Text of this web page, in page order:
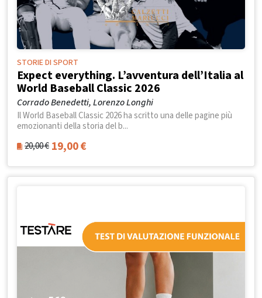
STORIE DI SPORT
Expect everything. L’avventura dell’Italia al
World Baseball Classic 2026
Corrado Benedetti, Lorenzo Longhi
Il World Baseball Classic 2026 ha scritto una delle pagine più
emozionanti della storia del b...
20,00€ 19,00€